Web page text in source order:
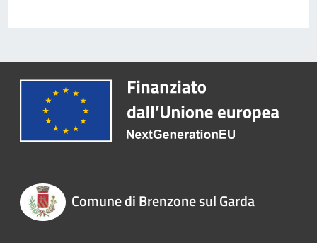
Comune di Brenzone sul Garda